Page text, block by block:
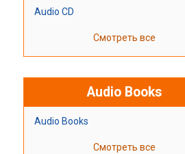
Audio CD
Смотреть все
Audio Books
Audio Books
Смотреть все